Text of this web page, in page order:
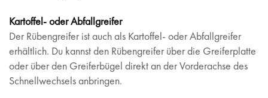
Kartoffel- oder Abfallgreifer
Der Rübengreifer ist auch als Kartoffel- oder Abfallgreifer
erhältlich. Du kannst den Rübengreifer über die Greiferplatte
oder über den Greiferbügel direkt an der Vorderachse des
Schnellwechsels anbringen.